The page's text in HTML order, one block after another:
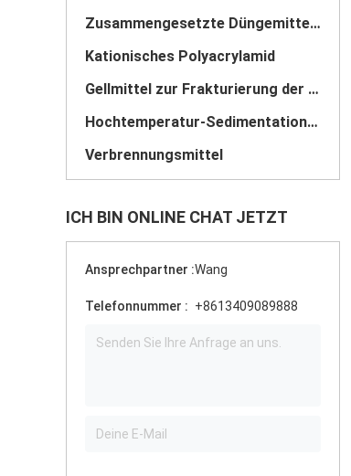
Zusammengesetzte Düngemittel Langsam freisetzendes Schutzmittel
Kationisches Polyacrylamid
Gellmittel zur Frakturierung der Säurebildung
Hochtemperatur-Sedimentationsmittel
Verbrennungsmittel
ICH BIN ONLINE CHAT JETZT
Ansprechpartner :Wang
Telefonnummer : +8613409089888